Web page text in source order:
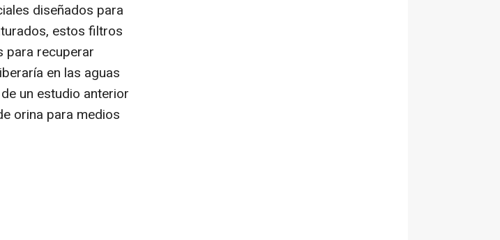
diseñados para
estos filtros
para recuperar
en las aguas
un estudio anterior
orina para medios